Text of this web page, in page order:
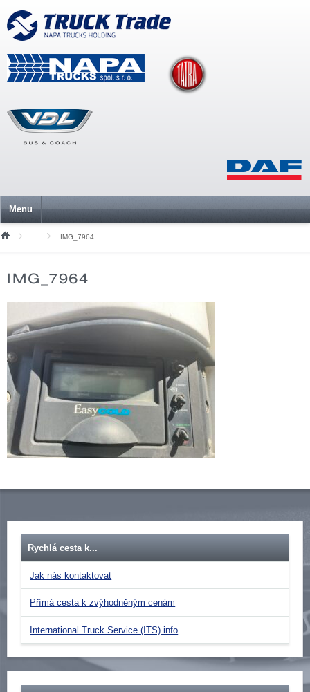
Menu
Mediální soubory
IMG_7964
IMG_7964
Rychlá cesta k...
Jak nás kontaktovat
Přímá cesta k zvýhodněným cenám
International Truck Service (ITS) info